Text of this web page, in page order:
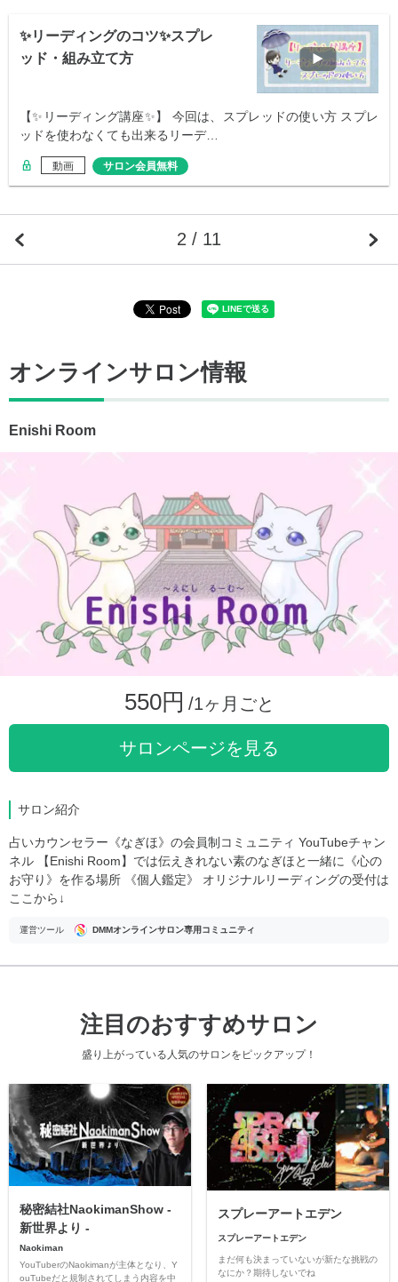
✨リーディングのコツ✨スプレ
ッド・組み立て方
【✨リーディング講座✨】 今回は、スプレッドの使い方 スプレ
ッドを使わなくても出来るリーデ…
動画 サロン会員無料
2 / 11
オンラインサロン情報
Enishi Room
550円 /1ヶ月ごと
サロンページを見る
サロン紹介
占いカウンセラー《なぎほ》の会員制コミュニティ YouTubeチャン
ネル 【Enishi Room】では伝えきれない素のなぎほと一緒に《心の
お守り》を作る場所 《個人鑑定》 オリジナルリーディングの受付は
ここから↓
運営ツール DMMオンラインサロン専用コミュニティ
注目のおすすめサロン
盛り上がっている人気のサロンをピックアップ！
秘密結社NaokimanShow -
新世界より -
Naokiman
YouTuberのNaokimanが主体となり、Y
ouTubeだと規制されてしまう内容を中
スプレーアートエデン
スプレーアートエデン
まだ何も決まっていないが新たな挑戦の
なにか？期待しないでね